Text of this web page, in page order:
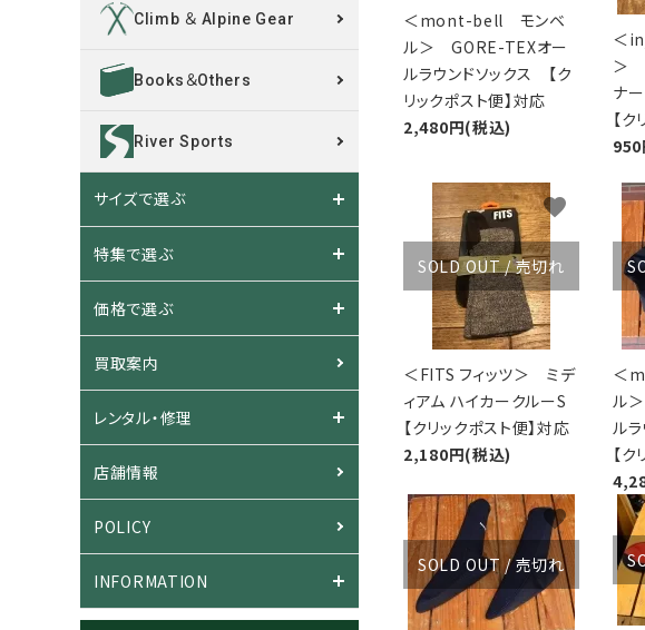
＜mont-bell モンベ
ル＞ GORE-TEXオー
ルラウンドソックス 【ク
リックポスト便】対応
2,480円(税込)
＜
＞
ナ
【
SOLD OUT / 売切れ
＜FITS フィッツ＞ ミデ
ィアム ハイカークルーS
【クリックポスト便】対応
2,180円(税込)
favorite
＜
ル
ル
【
SOLD OUT / 売切れ
favorite
Climb ＆ Alpine Gear
Books＆Others
River Sports
サイズで選ぶ
特集で選ぶ
価格で選ぶ
買取案内
レンタル・修理
店舗情報
POLICY
INFORMATION